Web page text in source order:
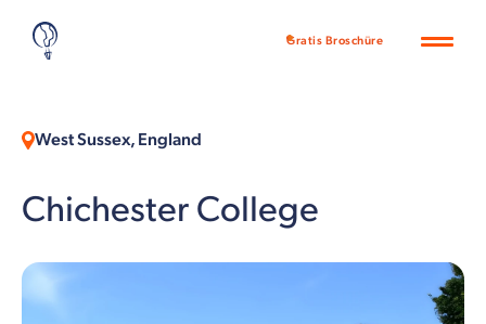
Gratis Broschüre
West Sussex, England
Chichester College